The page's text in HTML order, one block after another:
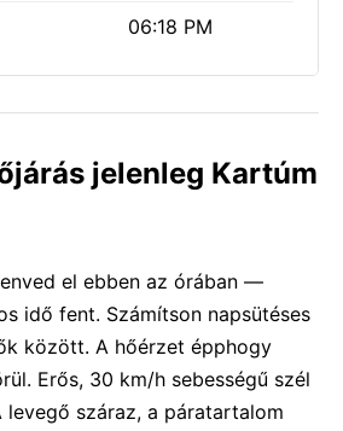
06:18 PM
jelenleg Kartúm
el ebben az órában —
idő fent. Számítson napsütéses
között. A hőérzet épphogy
Erős, 30 km/h sebességű szél
száraz, a páratartalom